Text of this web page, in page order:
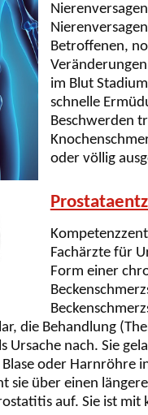
Betroffenen,
im Blut
schnelle
Beschwerden
oder völlig
Fachärzte für
Form einer
die Behandlung
Ursache nach. Sie
oder Harnröhre
sie über einen
auf. Sie ist